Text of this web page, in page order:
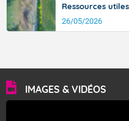
Ressources
26/05/2026
IMAGES & VIDÉOS